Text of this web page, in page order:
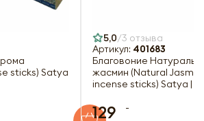
sticks) Satya
5,0 3 отзыва
Артикул: 401683
Благовоние
жасмин (Natural
incense sticks) Satya |
129
-